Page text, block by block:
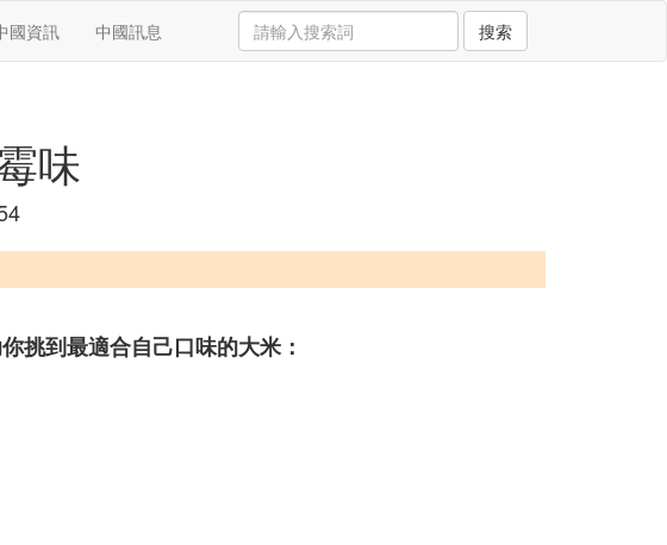
國資訊 中國訊息 搜索
味
挑到最適合自己口味的大米：